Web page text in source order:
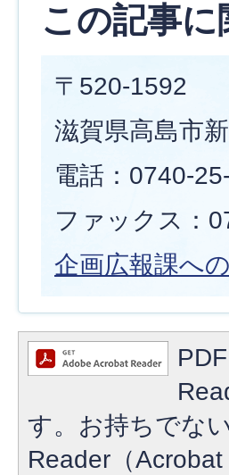
この記事
〒520-1592
滋賀県高島市
電話：0740-
ファックス：
企画広報課へ
す。お持ちでな
Reader（